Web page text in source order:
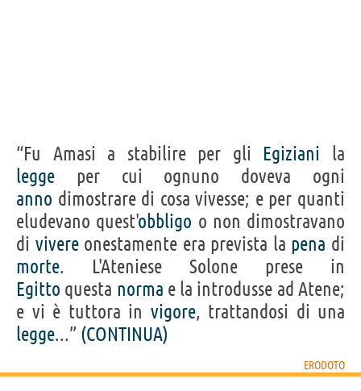
“Fu Amasi a stabilire per gli Egiziani la
legge per cui ognuno doveva ogni
anno dimostrare di cosa vivesse; e per quanti
eludevano quest'obbligo o non dimostravano
di vivereonestamente era prevista la pena di
morte. L'Ateniese Solone prese in
Egitto questa norma e la introdusse ad Atene;
e vi è tuttora in vigore, trattandosi di una
legge...” (CONTINUA)
ERODOTO